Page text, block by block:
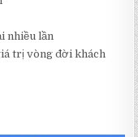
nhiều lần
trị vòng đời khách